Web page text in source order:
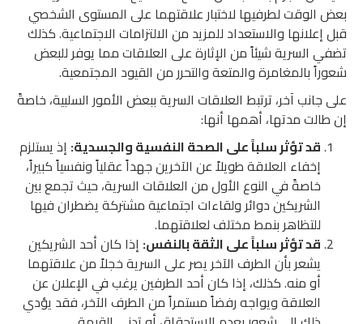
بعض الوقت لطرفيها لاختبار علاقتهما على المستوى الشخصي
قبل إعلانها والاستعداد للمزيد من الالتزامات الاجتماعية. كذلك
تضفي السرية شيئاً من الإثارة على العلاقات مما يوفر للبعض
شعوراً بالمغامرة والمتعة والتحرر من القيود المجتمعية.
على جانب آخر، ترتبط العلاقات السرية ببعض الأمور السلبية، خاصةً
إن طالت مدتها، أهمها أنها:
قد تؤثر سلباً على الصحة النفسية والجسدية: إذ يستلزم
إخفاء العلاقة طويلاً عن الآخرين جهداً عقلياً ونفسياً كبيراً،
خاصةً في النوع الأول من العلاقات السرية، حيث تجمع بين
الشريكين دوائر ولقاءات اجتماعية مشتركة يضطران فيها
للتظاهر بنمط مختلف لعلاقتهما.
قد تؤثر سلباً على الثقة بالنفس: إذا كان أحد الشريكين
يشعر بأن الطرف الآخر يصر على السرية خجلاً من علاقتهما
أو منه. كذلك، إذا كان أحد الطرفين يرغب في الإعلان عن
العلاقة ويواجه رفضاً مستمراً من الطرف الآخر، فقد يؤدي